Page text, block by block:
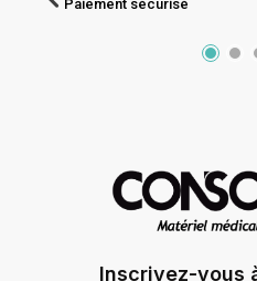
Paiement sécurisé
Inscrivez-vous